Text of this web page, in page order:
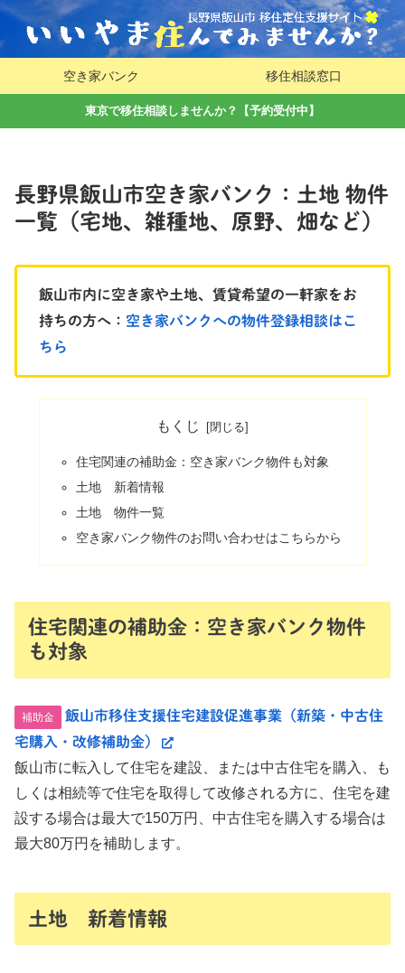
空き家バンク 移住相談窓口
東京で移住相談しませんか？【予約受付中】
長野県飯山市空き家バンク：土地 物件
一覧（宅地、雑種地、原野、畑など）
飯山市内に空き家や土地、賃貸希望の一軒家をお
持ちの方へ： 空き家バンクへの物件登録相談はこ
ちら
もくじ
住宅関連の補助金：空き家バンク物件も対象
土地 新着情報
土地 物件一覧
空き家バンク物件のお問い合わせはこちらから
住宅関連の補助金：空き家バンク物件
も対象
補助金
飯山市移住支援住宅建設促進事業（新築・中古住
宅購入・改修補助金）
飯山市に転入して住宅を建設、または中古住宅を購入、も
しくは相続等で住宅を取得して改修される方に、住宅を建
設する場合は最大で150万円、中古住宅を購入する場合は
最大80万円を補助します。
土地 新着情報